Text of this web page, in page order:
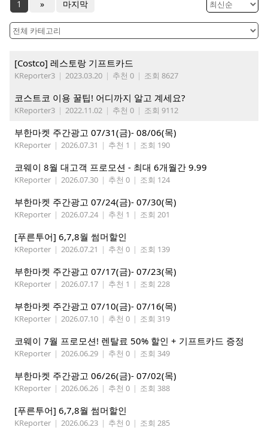
1 » 마지막
[Costco] 레스토랑 기프트카드
KReporter3 | 2023.03.20 | 추천 0 | 조회 8627
코스트코 이용 꿀팁! 어디까지 알고 계세요?
KReporter3 | 2022.11.02 | 추천 0 | 조회 9112
부한마켓 주간광고 07/31(금)- 08/06(목)
KReporter | 2026.07.31 | 추천 1 | 조회 190
코웨이 8월 대고객 프로모션 - 최대 6개월간 9.99
KReporter | 2026.07.30 | 추천 0 | 조회 124
부한마켓 주간광고 07/24(금)- 07/30(목)
KReporter | 2026.07.24 | 추천 1 | 조회 201
[푸른투어] 6,7,8월 썸머할인
KReporter | 2026.07.21 | 추천 0 | 조회 139
부한마켓 주간광고 07/17(금)- 07/23(목)
KReporter | 2026.07.17 | 추천 1 | 조회 228
부한마켓 주간광고 07/10(금)- 07/16(목)
KReporter | 2026.07.10 | 추천 0 | 조회 319
코웨이 7월 프로모션! 렌탈료 50% 할인 + 기프트카드 증정
KReporter | 2026.06.29 | 추천 0 | 조회 349
부한마켓 주간광고 06/26(금)- 07/02(목)
KReporter | 2026.06.26 | 추천 0 | 조회 388
[푸른투어] 6,7,8월 썸머할인
KReporter | 2026.06.23 | 추천 0 | 조회 285